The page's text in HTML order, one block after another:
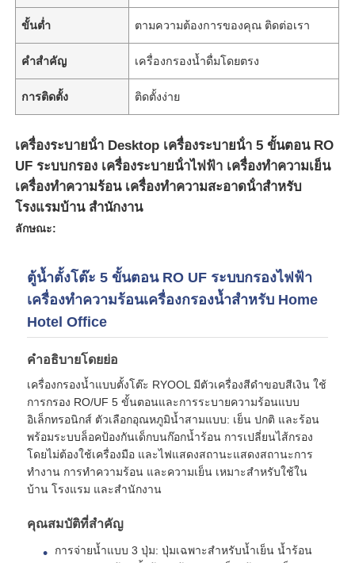
บ้าน
ผลิตภัณฑ์
วิดีโอ
ทัวร์โรงงาน
ควบคุมคุณภาพ
ติดต่อเรา
ข่าว
น้ำนุ่มน้ำ
ขั้นต่ำ ตามความต้องการของคุณ ติดต่อเรา
คำสำคัญ เครื่องกรองน้ำดื่มโดยตรง
การติดตั้ง ติดตั้งง่าย
เครื่องระบายน้ํา Desktop เครื่องระบายน้ํา 5 ขั้นตอน RO
UF ระบบกรอง เครื่องระบายน้ําไฟฟ้า เครื่องทําความเย็น
เครื่องทําความร้อน เครื่องทําความสะอาดน้ําสําหรับ
โรงแรมบ้าน สํานักงาน
ลักษณะ:
ตู้น้ำตั้งโต๊ะ 5 ขั้นตอน RO UF ระบบกรองไฟฟ้า
เครื่องทำความร้อนเครื่องกรองน้ำสำหรับ Home
Hotel Office
คำอธิบายโดยย่อ
เครื่องกรองน้ำแบบตั้งโต๊ะ RYOOL มีตัวเครื่องสีดำขอบสีเงิน ใช้
การกรอง RO/UF 5 ขั้นตอนและการระบายความร้อนแบบ
อิเล็กทรอนิกส์ ตัวเลือกอุณหภูมิน้ำสามแบบ: เย็น ปกติ และร้อน
พร้อมระบบล็อคป้องกันเด็กบนก๊อกน้ำร้อน การเปลี่ยนไส้กรอง
โดยไม่ต้องใช้เครื่องมือ และไฟแสดงสถานะแสดงสถานะการ
ทำงาน การทำความร้อน และความเย็น เหมาะสำหรับใช้ใน
บ้าน โรงแรม และสำนักงาน
คุณสมบัติที่สำคัญ
การจ่ายน้ำแบบ 3 ปุ่ม: ปุ่มเฉพาะสำหรับน้ำเย็น น้ำร้อน